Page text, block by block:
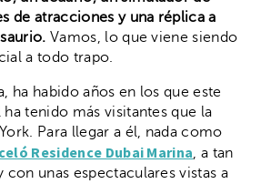
de atracciones y una réplica a
Vamos, lo que viene siendo
a todo trapo.
ha habido años en los que este
tenido más visitantes que la
Para llegar a él, nada como
Residence Dubai Marina, a tan
unas espectaculares vistas a